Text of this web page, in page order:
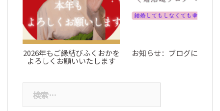
2026年もご縁結びふくおかを
よろしくお願いいたします
お知らせ：ブログについて
索: